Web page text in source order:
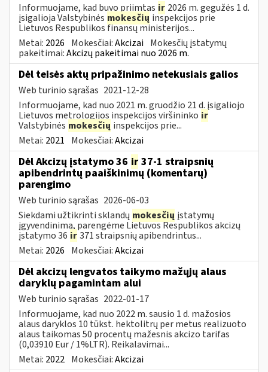
Informuojame, kad buvo priimtas ir 2026 m. gegužės 1 d.
įsigalioja Valstybinės mokesčių inspekcijos prie
Lietuvos Respublikos finansų ministerijos...
Metai: 2026 Mokesčiai:Akcizai Mokesčių įstatymų
pakeitimai:Akcizų pakeitimai nuo 2026 m.
Dėl teisės aktų pripažinimo netekusiais galios
Web turinio sąrašas 2021-12-28
Informuojame, kad nuo 2021 m. gruodžio 21 d. įsigaliojo
Lietuvos metrologijos inspekcijos viršininko ir
Valstybinės mokesčių inspekcijos prie...
Metai: 2021 Mokesčiai:Akcizai
Dėl Akcizų įstatymo 36 ir 37-1 straipsnių
apibendrintų paaiškinimų (komentarų)
parengimo
Web turinio sąrašas 2026-06-03
Siekdami užtikrinti sklandų mokesčių įstatymų
įgyvendinimą, parengėme Lietuvos Respublikos akcizų
įstatymo 36 ir371 straipsnių apibendrintus...
Metai: 2026 Mokesčiai:Akcizai
Dėl akcizų lengvatos taikymo mažųjų alaus
daryklų pagamintam alui
Web turinio sąrašas 2022-01-17
Informuojame, kad nuo 2022 m. sausio 1 d. mažosios
alaus daryklos 10 tūkst. hektolitrų per metus realizuoto
alaus taikomas 50 procentų mažesnis akcizo tarifas
(0,03910 Eur / 1%LTR). Reikalavimai...
Metai: 2022 Mokesčiai:Akcizai